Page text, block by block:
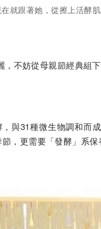
就跟著她，從擦上活酵
不妨從母親節經典組
與31種微生物調和而
，更需要「發酵」系